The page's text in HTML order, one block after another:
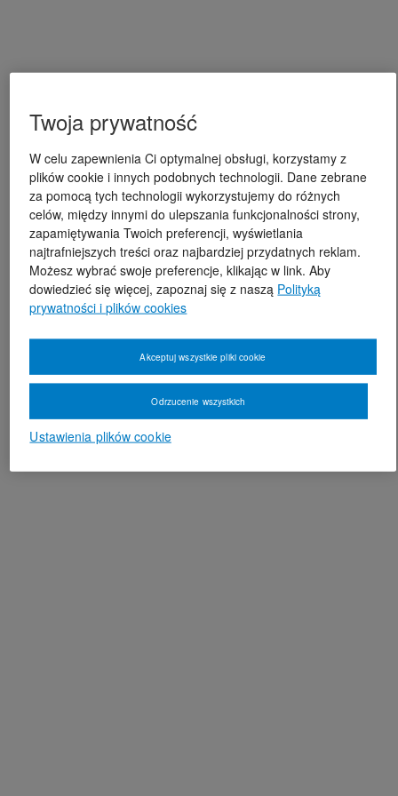
Twoja prywatność
W celu zapewnienia Ci optymalnej obsługi, korzystamy z
plików cookie i innych podobnych technologii. Dane zebrane
za pomocą tych technologii wykorzystujemy do różnych
celów, między innymi do ulepszania funkcjonalności strony,
zapamiętywania Twoich preferencji, wyświetlania
najtrafniejszych treści oraz najbardziej przydatnych reklam.
Możesz wybrać swoje preferencje, klikając w link. Aby
dowiedzieć się więcej, zapoznaj się z naszą Polityką
prywatności i plików cookies
Ustawienia plików cookie
Odrzucenie wszystkich
Akceptuj wszystkie pliki cookie